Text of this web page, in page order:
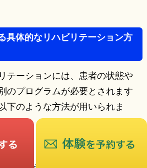
具体的なリハビリテーション方
テーションには、患者の状態や
のプログラムが必要とされます
下のような方法が用いられま